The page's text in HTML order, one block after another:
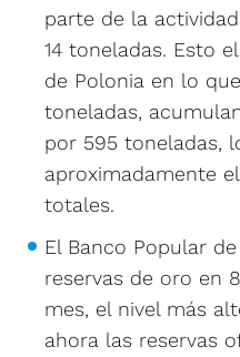
parte de la
14 toneladas. Esto
de Polonia en lo
toneladas,
por 595 toneladas,
aproximadamente
totales.
El Banco Popular
reservas de oro en
mes, el nivel más
ahora las reservas